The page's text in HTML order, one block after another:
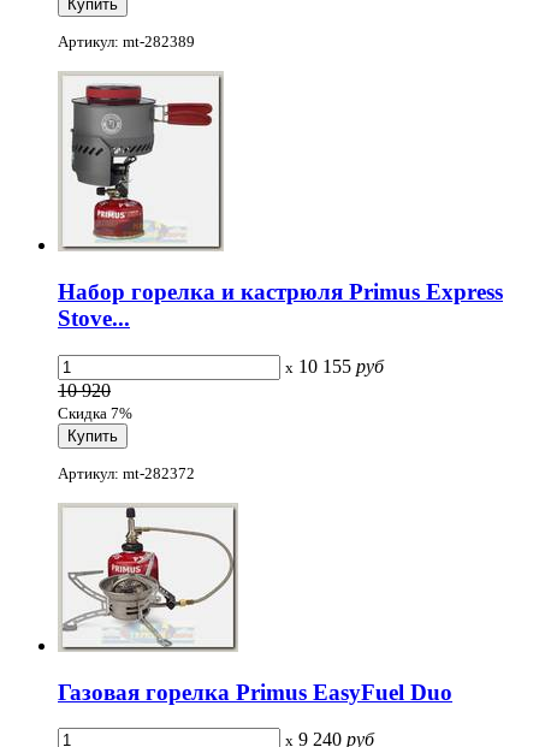
Артикул: mt-282389
Набор горелка и кастрюля Primus Express
Stove...
x 10 155 руб
10 920
Скидка 7%
Артикул: mt-282372
Газовая горелка Primus EasyFuel Duo
x 9 240 руб